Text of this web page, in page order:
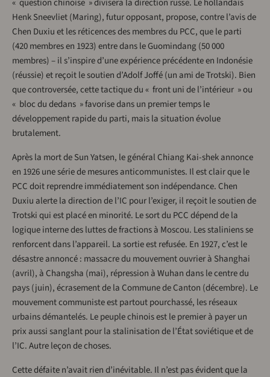
Henk Sneevliet (Maring), futur opposant, propose, contre l’avis de
Chen Duxiu et les réticences des membres du PCC, que le parti
(420 membres en 1923) entre dans le Guomindang (50 000
membres) – il s’inspire d’une expérience précédente en Indonésie
(réussie) et reçoit le soutien d’Adolf Joffé (un ami de Trotski). Bien
que controversée, cette tactique du « front uni de l’intérieur » ou
« bloc du dedans » favorise dans un premier temps le
développement rapide du parti, mais la situation évolue
brutalement.
Après la mort de Sun Yatsen, le général Chiang Kai-shek annonce
en 1926 une série de mesures anticommunistes. Il est clair que le
PCC doit reprendre immédiatement son indépendance. Chen
Duxiu alerte la direction de l’IC pour l’exiger, il reçoit le soutien de
Trotski qui est placé en minorité. Le sort du PCC dépend de la
logique interne des luttes de fractions à Moscou. Les staliniens se
renforcent dans l’appareil. La sortie est refusée. En 1927, c’est le
désastre annoncé : massacre du mouvement ouvrier à Shanghai
(avril), à Changsha (mai), répression à Wuhan dans le centre du
pays (juin), écrasement de la Commune de Canton (décembre). Le
mouvement communiste est partout pourchassé, les réseaux
urbains démantelés. Le peuple chinois est le premier à payer un
prix aussi sanglant pour la stalinisation de l’État soviétique et de
l’IC. Autre leçon de choses.
Cette défaite n’avait rien d’inévitable. Il n’est pas évident que la